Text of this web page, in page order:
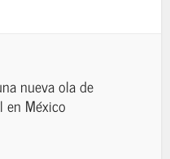
nueva ola de
México